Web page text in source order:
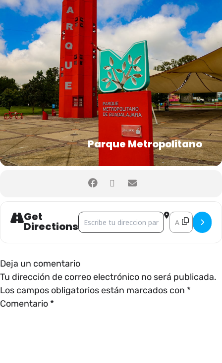
Parque Metropolitano
Get
Directions
Address - CINEMALIVE [] Destination
Deja un comentario
Tu dirección de correo electrónico no será publicada.
Los campos obligatorios están marcados con *
Comentario *